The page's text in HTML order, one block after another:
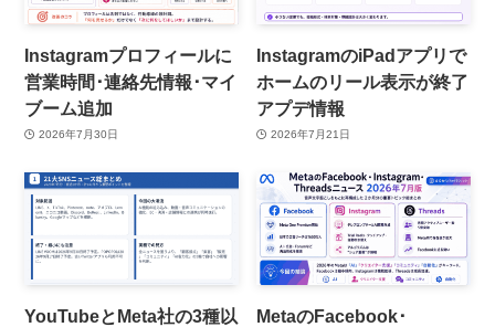
Instagramプロフィールに
営業時間･連絡先情報･マイ
ブーム追加
2026年7月30日
InstagramのiPadアプリで
ホームのリール表示が終了
アプデ情報
2026年7月21日
YouTubeとMeta社の3種以
MetaのFacebook･